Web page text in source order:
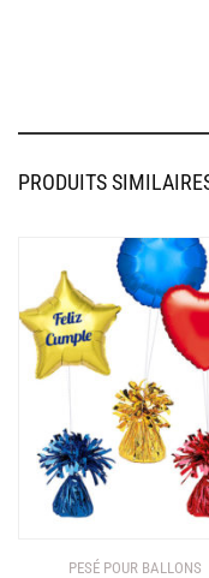
PRODUITS
PESÉ POUR BALLONS